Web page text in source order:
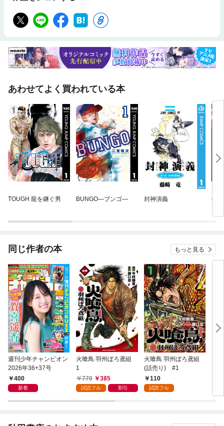
あわせてよく買われている本
TOUGH 龍を継ぐ男 BUNGO—ブンゴ— 封神演義
同じ作者の本 もっと見る
週刊少年チャンピオン
2026年36+37号
400
新着
火喰鳥 羽州ぼろ鳶組
1
770
385
試読フル 割引
火喰鳥 羽州ぼろ鳶組
(話売り) #1
110
試読フル